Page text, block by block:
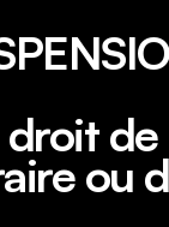
droit
ou